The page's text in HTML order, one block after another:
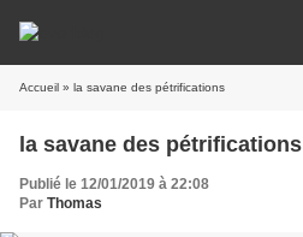
Accueil » la savane des pétrifications
la savane des pétrifications
Publié le 12/01/2019 à 22:08
Par Thomas